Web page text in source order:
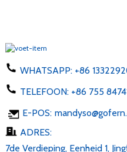
WHATSAPP: +86
TELEFOON: +86 755
E-POS:
ADRES:
7de Verdieping, Eenheid 1,